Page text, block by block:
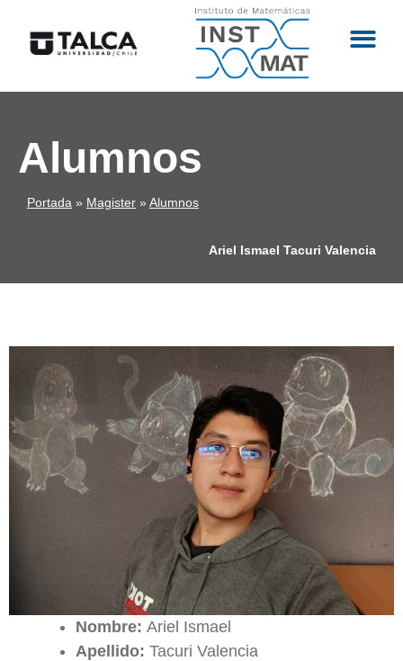
Alumnos
Portada » Magister » Alumnos
Ariel Ismael Tacuri Valencia
Nombre: Ariel Ismael
Apellido:Tacuri Valencia